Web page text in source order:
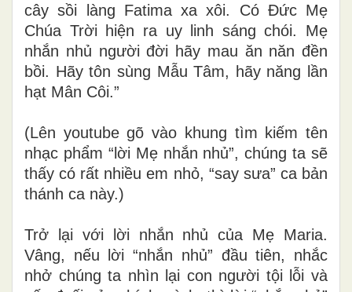
cây sồi làng Fatima xa xôi. Có Đức Mẹ
Chúa Trời hiện ra uy linh sáng chói. Mẹ
nhắn nhủ người đời hãy mau ăn năn đền
bồi. Hãy tôn sùng Mẫu Tâm, hãy năng lần
hạt Mân Côi.”
(Lên youtube gõ vào khung tìm kiếm tên
nhạc phẩm “lời Mẹ nhắn nhủ”, chúng ta sẽ
thấy có rất nhiều em nhỏ, “say sưa” ca bản
thánh ca này.)
Trở lại với lời nhắn nhủ của Mẹ Maria.
Vâng, nếu lời “nhắn nhủ” đầu tiên, nhắc
nhở chúng ta nhìn lại con người tội lỗi và